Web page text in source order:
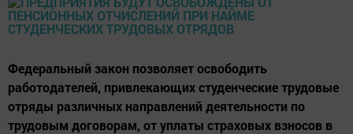
Федеральный закон позволяет освободить
работодателей, привлекающих студенческие трудовые
отряды различных направлений деятельности по
трудовым договорам, от уплаты страховых взносов в